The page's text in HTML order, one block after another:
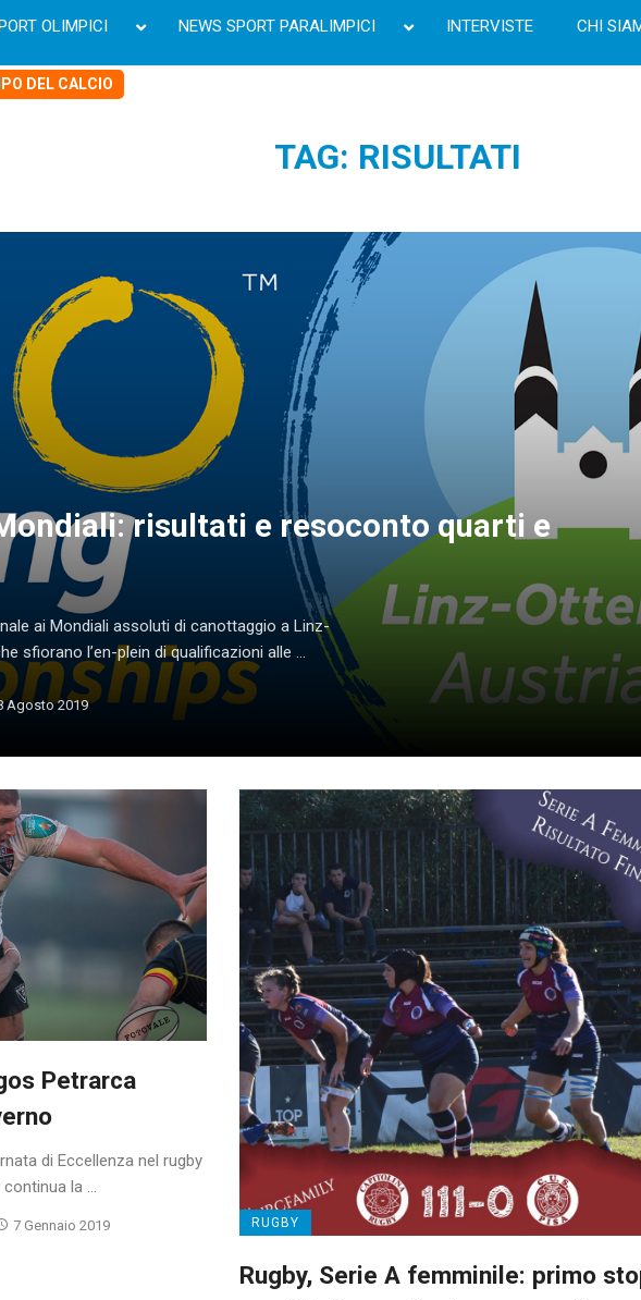
OLIMPICI NEWS SPORT PARALIMPICI INTERVISTE CHI
DEL CALCIO
TAG: RISULTATI
risultati e resoconto quarti e
ai Mondiali assoluti di canottaggio a Linz-
sfiorano l’en-plein di qualificazioni alle ...
Agosto 2019
Petrarca
di Eccellenza nel rugby
la ...
7 Gennaio 2019 RUGBY
Rugby, Serie A femminile: primo